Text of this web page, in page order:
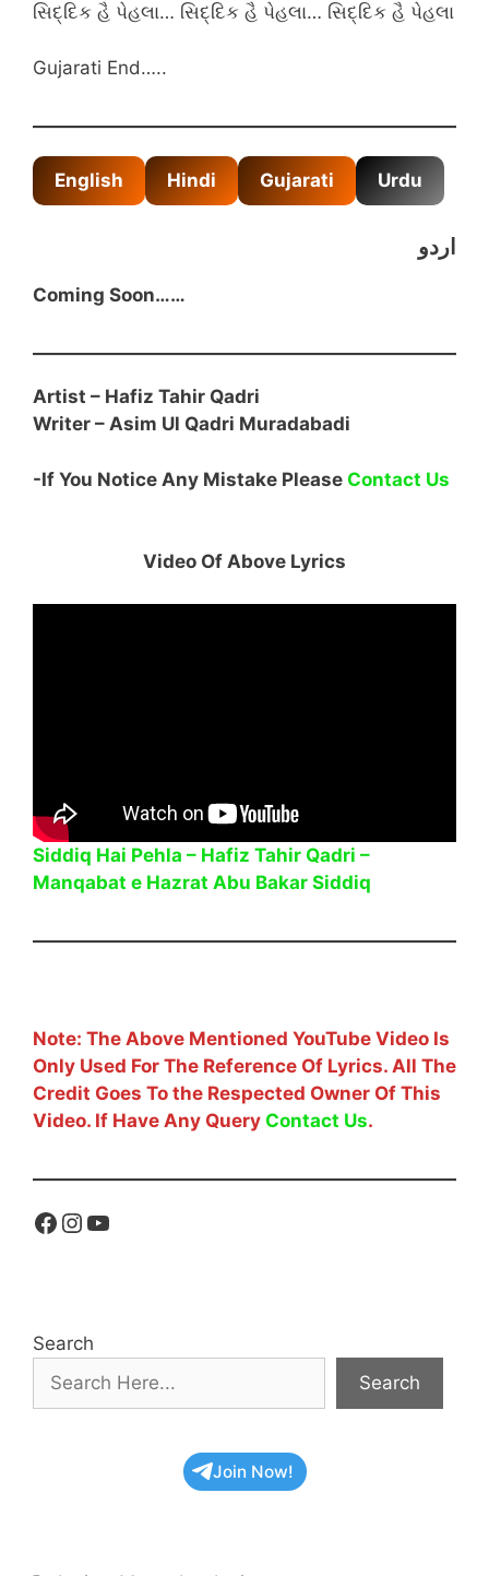
સિદ્દિક હૈ પેહલા… સિદ્દિક હૈ પેહલા… સિદ્દિક હૈ પેહલા
Gujarati End…..
English Hindi Gujarati Urdu
اردو
Coming Soon……
Artist – Hafiz Tahir Qadri
Writer – Asim Ul Qadri Muradabadi
-If You Notice Any Mistake Please Contact Us
Video Of Above Lyrics
Siddiq Hai Pehla – Hafiz Tahir Qadri –
Manqabat e Hazrat Abu Bakar Siddiq
Note: The Above Mentioned YouTube Video Is
Only Used For The Reference Of Lyrics. All The
Credit Goes To the Respected Owner Of This
Video. If Have Any Query Contact Us.
Facebook
Instagram
YouTube
Search
Search
Join Now!